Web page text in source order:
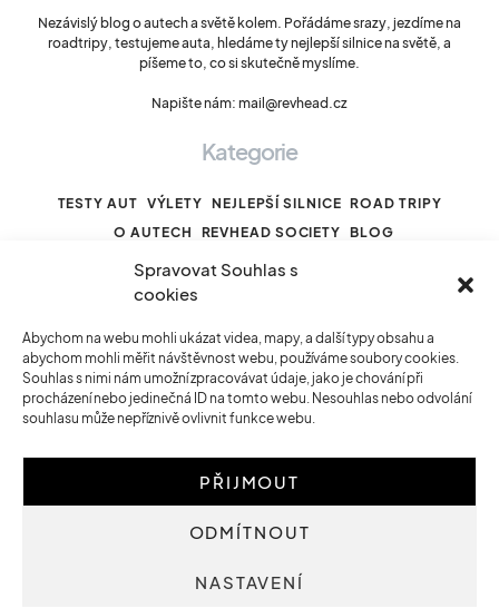
Spravovat Souhlas s
cookies
Abychom na webu mohli ukázat videa, mapy, a další typy obsahu a
abychom mohli měřit návštěvnost webu, používáme soubory cookies.
Souhlas s nimi nám umožní zpracovávat údaje, jako je chování při
procházení nebo jedinečná ID na tomto webu. Nesouhlas nebo odvolání
souhlasu může nepříznivě ovlivnit funkce webu.
PŘIJMOUT
ODMÍTNOUT
NASTAVENÍ
Nezávislý blog o autech a světě kolem. Pořádáme srazy, jezdíme na
roadtripy, testujeme auta, hledáme ty nejlepší silnice na světě, a
píšeme to, co si skutečně myslíme.
Napište nám: mail@revhead.cz
Kategorie
TESTY AUT VÝLETY NEJLEPŠÍ SILNICE ROAD TRIPY
O AUTECH
REVHEAD SOCIETY BLOG
HOMEPAGE REVHEAD SOCIETY
MOTORISTICKÝ KALENDÁŘ PODPOŘTE NÁS
VŠICHNI AUTOŘI VŠECHNY ČLÁNKY
© 2023 Revhead.cz